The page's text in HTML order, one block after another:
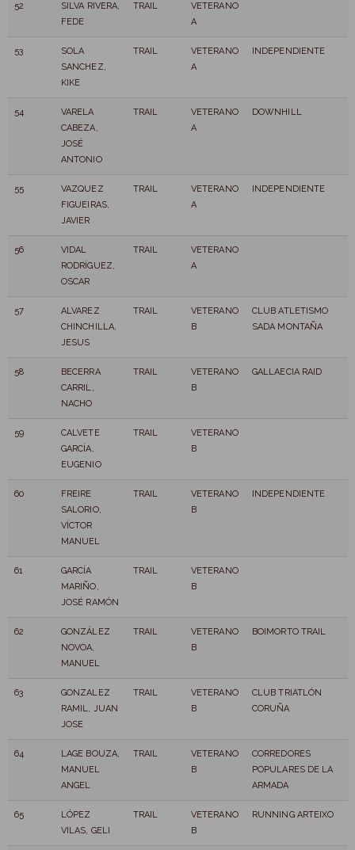
52
SILVA RIVERA,
FEDE
TRAIL
VETERANO
A
53
SOLA
SANCHEZ,
KIKE
TRAIL
VETERANO
A
INDEPENDIENTE
54
VARELA
CABEZA,
JOSÉ
ANTONIO
TRAIL
VETERANO
A
DOWNHILL
55
VAZQUEZ
FIGUEIRAS,
JAVIER
TRAIL
VETERANO
A
INDEPENDIENTE
56
VIDAL
RODRÍGUEZ,
OSCAR
TRAIL
VETERANO
A
57
ALVAREZ
CHINCHILLA,
JESUS
TRAIL
VETERANO
B
CLUB ATLETISMO
SADA MONTAÑA
58
BECERRA
CARRIL,
NACHO
TRAIL
VETERANO
B
GALLAECIA RAID
59
CALVETE
GARCÍA,
EUGENIO
TRAIL
VETERANO
B
60
FREIRE
SALORIO,
VÍCTOR
MANUEL
TRAIL
VETERANO
B
INDEPENDIENTE
61
GARCÍA
MARIÑO,
JOSÉ RAMÓN
TRAIL
VETERANO
B
62
GONZÁLEZ
NOVOA,
MANUEL
TRAIL
VETERANO
B
BOIMORTO TRAIL
63
GONZALEZ
RAMIL, JUAN
JOSE
TRAIL
VETERANO
B
CLUB TRIATLÓN
CORUÑA
64
LAGE BOUZA,
MANUEL
ANGEL
TRAIL
VETERANO
B
CORREDORES
POPULARES DE LA
ARMADA
65
LÓPEZ
VILAS, GELI
TRAIL
VETERANO
B
RUNNING ARTEIXO